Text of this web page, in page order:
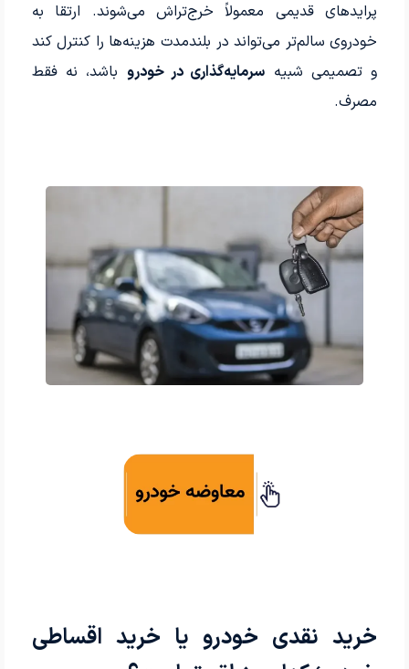
پرایدهای قدیمی معمولاً خرج‌تراش می‌شوند. ارتقا به
خودروی سالم‌تر می‌تواند در بلندمدت هزینه‌ها را کنترل کند
و تصمیمی شبیه سرمایه‌گذاری در خودرو باشد، نه فقط
مصرف.
خرید نقدی خودرو یا خرید اقساطی